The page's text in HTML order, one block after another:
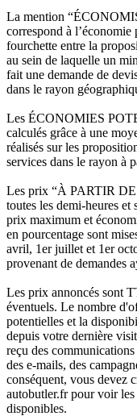
La mention
correspond à
fourchette entre la
au sein de laquelle un
fait une demande de
dans le rayon
Les ÉCONOMIES
calculés grâce à une
réalisés sur les
services dans le rayon à
Les prix “À PARTIR
toutes les demi-heures
prix maximum et
en pourcentage sont
avril, 1er juillet et 1er
provenant de demandes
Les prix annoncés sont
éventuels. Le nombre
potentielles et la
depuis votre dernière
reçu des
des e-mails, des
conséquent, vous devez
autobutler.fr pour voir
disponibles.